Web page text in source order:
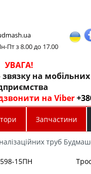
Пт з 8.00 до 17.00
УВАГА!
звязку на
на Viber
Запчастини
труб
15ПН